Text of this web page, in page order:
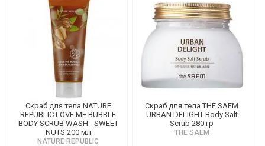
Скраб для тела NATURE
REPUBLIC LOVE ME BUBBLE
BODY SCRUB WASH - SWEET
NUTS 200 мл
NATURE REPUBLIC
Скраб для тела THE SAEM
URBAN DELIGHT Body Salt
Scrub 280 гр
THE SAEM